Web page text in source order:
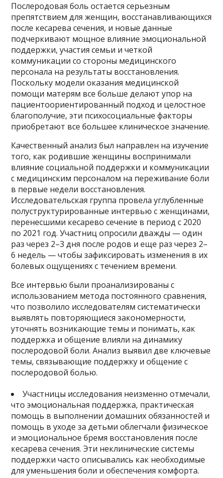
Послеродовая боль остается серьезным
препятствием для женщин, восстанавливающихся
после кесарева сечения, и новые данные
подчеркивают мощное влияние эмоциональной
поддержки, участия семьи и четкой
коммуникации со стороны медицинского
персонала на результаты восстановления.
Поскольку модели оказания медицинской
помощи матерям все больше делают упор на
пациентоориентированный подход и целостное
благополучие, эти психосоциальные факторы
приобретают все большее клиническое значение.
Качественный анализ был направлен на изучение
того, как родившие женщины воспринимали
влияние социальной поддержки и коммуникации
с медицинским персоналом на переживание боли
в первые недели восстановления.
Исследовательская группа провела углубленные
полуструктурированные интервью с женщинами,
перенесшими кесарево сечение в период с 2020
по 2021 год. Участниц опросили дважды — один
раз через 2–3 дня после родов и еще раз через 2–
6 недель — чтобы зафиксировать изменения в их
болевых ощущениях с течением времени.
Все интервью были проанализированы с
использованием метода постоянного сравнения,
что позволило исследователям систематически
выявлять повторяющиеся закономерности,
уточнять возникающие темы и понимать, как
поддержка и общение влияли на динамику
послеродовой боли. Анализ выявил две ключевые
темы, связывающие поддержку и общение с
послеродовой болью.
Участницы исследования неизменно отмечали,
что эмоциональная поддержка, практическая
помощь в выполнении домашних обязанностей и
помощь в уходе за детьми облегчали физическое
и эмоциональное бремя восстановления после
кесарева сечения. Эти неклинические системы
поддержки часто описывались как необходимые
для уменьшения боли и обеспечения комфорта.